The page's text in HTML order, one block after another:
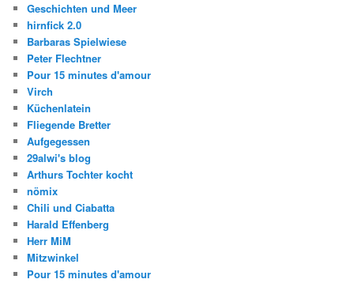
Geschichten und Meer
hirnfick 2.0
Barbaras Spielwiese
Peter Flechtner
Pour 15 minutes d'amour
Virch
Küchenlatein
Fliegende Bretter
Aufgegessen
29alwi's blog
Arthurs Tochter kocht
nömix
Chili und Ciabatta
Harald Effenberg
Herr MiM
Mitzwinkel
Pour 15 minutes d'amour